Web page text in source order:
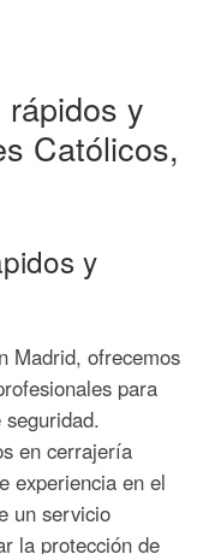
y
Católicos,
y
Madrid, ofrecemos
para
en cerrajería
experiencia en el
un servicio
la protección de